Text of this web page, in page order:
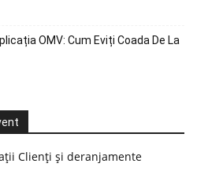
OMV: Cum Eviți Coada De La
Clienți și deranjamente